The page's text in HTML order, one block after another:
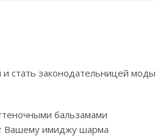
и стать законодательницей моды
бальзамами
Вашему имиджу шарма